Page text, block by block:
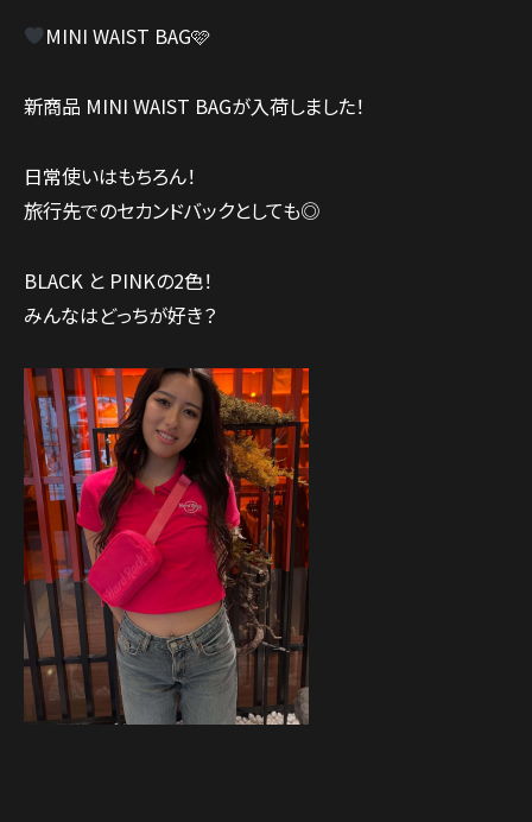
MINI WAIST BAG🩷
新商品 MINI WAIST BAGが入荷しました！
日常使いはもちろん！
旅行先でのセカンドバックとしても◎
BLACK と PINKの2色！
みんなはどっちが好き？